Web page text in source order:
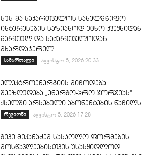
სუს-მა საქართველოს სახელმწიფო
ინტერესების საზიანოდ უცხო ქვეყნიდან
მართულ და საქართველოდან
მხარდაჭერილ...
სამართალი აგვისტო 5, 2026 20:33
ელექტროენერგიის მიწოდება
შეეზღუდება „ენერგო-პრო ჯორჯიას“
ქსელში არსებული აბონენტების ნაწილს
რეგიონი აგვისტო 5, 2026 17:28
გივი მიქანაძემ სასკოლო ფორმების
მოსწავლეებისთვის უსასყიდლოდ